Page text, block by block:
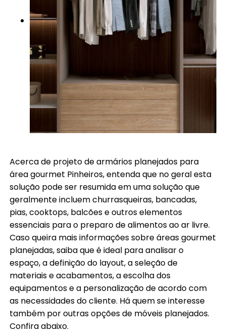
Acerca de projeto de armários planejados para
área gourmet Pinheiros, entenda que no geral esta
solução pode ser resumida em uma solução que
geralmente incluem churrasqueiras, bancadas,
pias, cooktops, balcões e outros elementos
essenciais para o preparo de alimentos ao ar livre.
Caso queira mais informações sobre áreas gourmet
planejadas, saiba que é ideal para analisar o
espaço, a definição do layout, a seleção de
materiais e acabamentos, a escolha dos
equipamentos e a personalização de acordo com
as necessidades do cliente. Há quem se interesse
também por outras opções de móveis planejados.
Confira abaixo.